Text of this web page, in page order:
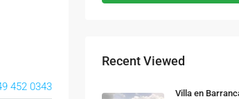
452 0343
Recent Viewed
Villa en